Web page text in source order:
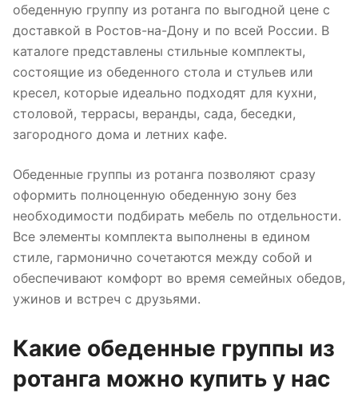
обеденную группу из ротанга по выгодной цене с
доставкой в Ростов-на-Дону и по всей России. В
каталоге представлены стильные комплекты,
состоящие из обеденного стола и стульев или
кресел, которые идеально подходят для кухни,
столовой, террасы, веранды, сада, беседки,
загородного дома и летних кафе.
Обеденные группы из ротанга позволяют сразу
оформить полноценную обеденную зону без
необходимости подбирать мебель по отдельности.
Все элементы комплекта выполнены в едином
стиле, гармонично сочетаются между собой и
обеспечивают комфорт во время семейных обедов,
ужинов и встреч с друзьями.
Какие обеденные группы из
ротанга можно купить у нас